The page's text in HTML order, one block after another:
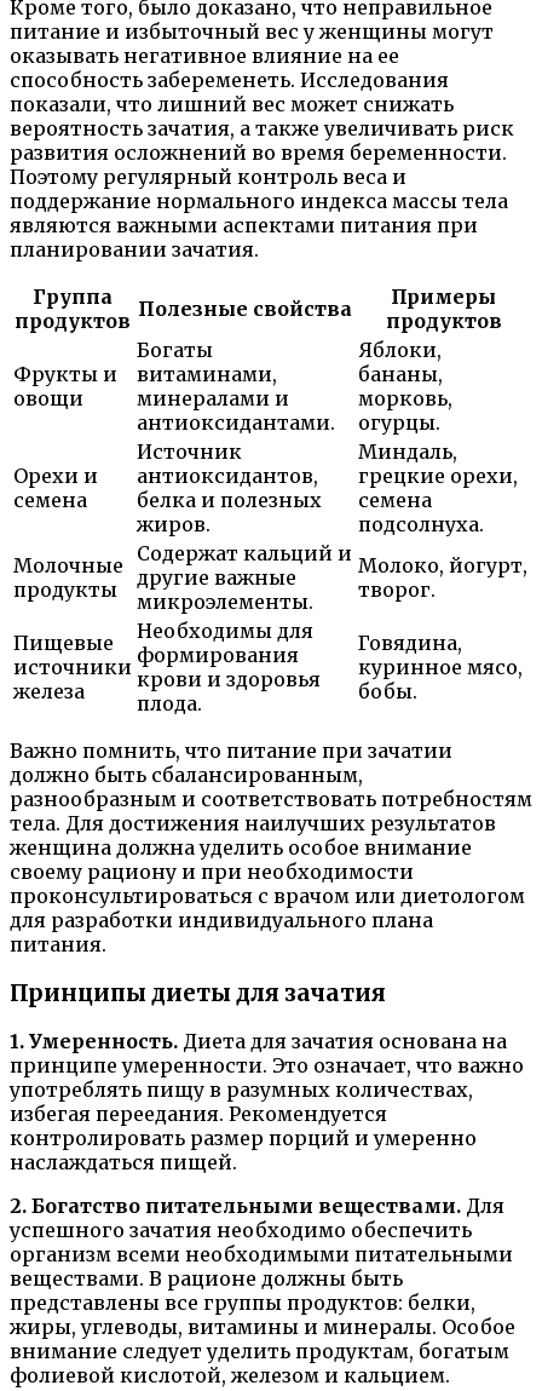
Кроме того, было доказано, что неправильное
питание и избыточный вес у женщины могут
оказывать негативное влияние на ее
способность забеременеть. Исследования
показали, что лишний вес может снижать
вероятность зачатия, а также увеличивать риск
развития осложнений во время беременности.
Поэтому регулярный контроль веса и
поддержание нормального индекса массы тела
являются важными аспектами питания при
планировании зачатия.
Группа
продуктов Полезные свойства
Примеры
продуктов
Фрукты и
овощи
Богаты
витаминами,
минералами и
антиоксидантами.
Яблоки,
бананы,
морковь,
огурцы.
Орехи и
семена
Источник
антиоксидантов,
белка и полезных
жиров.
Миндаль,
грецкие орехи,
семена
подсолнуха.
Молочные
продукты
Содержат кальций и
другие важные
микроэлементы.
Молоко, йогурт,
творог.
Пищевые
источники
железа
Необходимы для
формирования
крови и здоровья
плода.
Говядина,
куринное мясо,
бобы.
Важно помнить, что питание при зачатии
должно быть сбалансированным,
разнообразным и соответствовать потребностям
тела. Для достижения наилучших результатов
женщина должна уделить особое внимание
своему рациону и при необходимости
проконсультироваться с врачом или диетологом
для разработки индивидуального плана
питания.
Принципы диеты для зачатия
1. Умеренность. Диета для зачатия основана на
принципе умеренности. Это означает, что важно
употреблять пищу в разумных количествах,
избегая переедания. Рекомендуется
контролировать размер порций и умеренно
наслаждаться пищей.
2. Богатство питательными веществами. Для
успешного зачатия необходимо обеспечить
организм всеми необходимыми питательными
веществами. В рационе должны быть
представлены все группы продуктов: белки,
жиры, углеводы, витамины и минералы. Особое
внимание следует уделить продуктам, богатым
фолиевой кислотой, железом и кальцием.